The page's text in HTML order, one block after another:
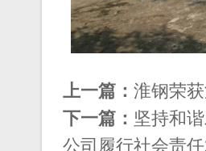
上一篇： 淮钢荣
下一篇： 坚持和
公司履行社会责